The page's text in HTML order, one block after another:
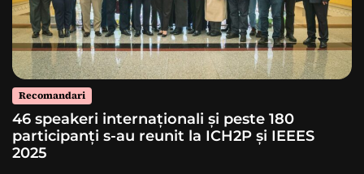
Recomandari
46 speakeri internaționali și peste 180
participanți s-au reunit la ICH2P și IEEES
2025